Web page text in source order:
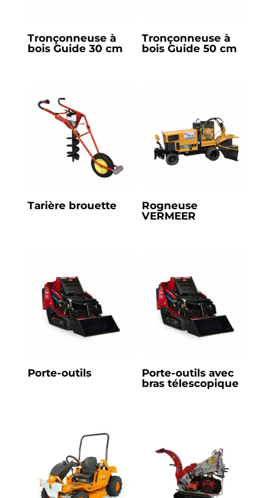
Tronçonneuse à
bois Guide 30 cm
Tronçonneuse à
bois Guide 50 cm
Tarière brouette
Rogneuse
VERMEER
Porte-outils
Porte-outils avec
bras télescopique